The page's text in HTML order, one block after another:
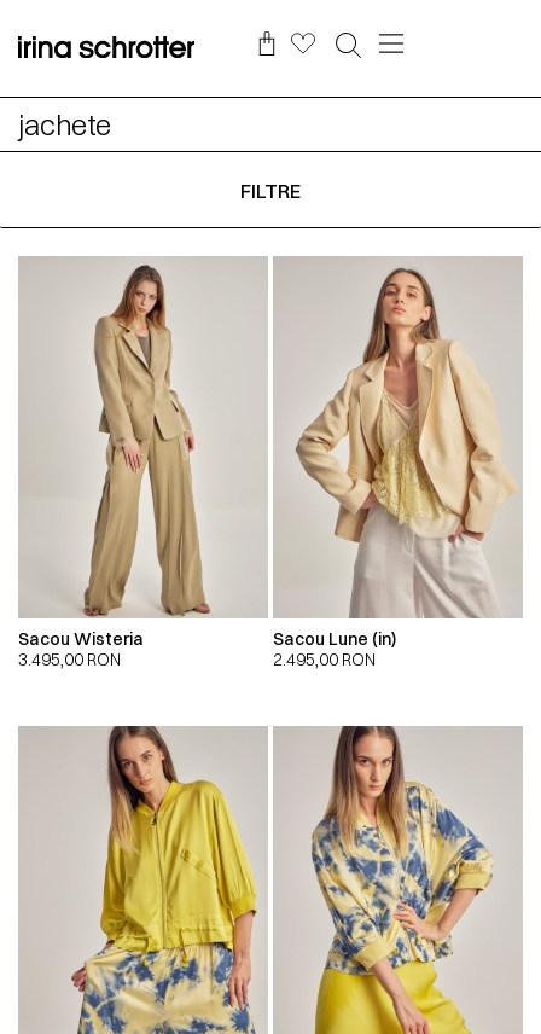
jachete
FILTRE
Sacou Wisteria
3.495,00 RON
Sacou Lune (in)
2.495,00 RON